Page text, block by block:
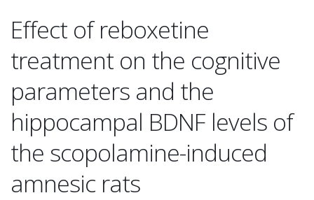
Effect of reboxetine
treatment on the cognitive
parameters and the
hippocampal BDNF levels of
the scopolamine-induced
amnesic rats